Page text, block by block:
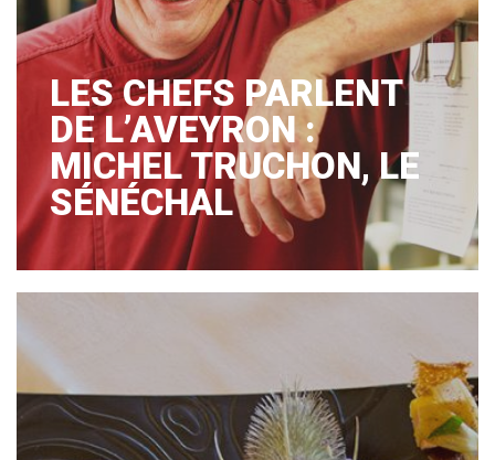
LES CHEFS PARLENT
DE L’AVEYRON :
MICHEL TRUCHON, LE
SÉNÉCHAL